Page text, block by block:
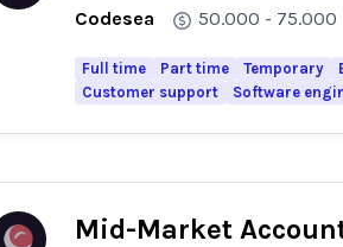
Codesea 50.000 - 75.000
Full time Part time Temporary
Customer support
Software
Mid-Market